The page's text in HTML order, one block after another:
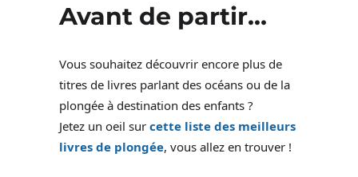
Avant de partir…
Vous souhaitez découvrir encore plus de
titres de livres parlant des océans ou de la
plongée à destination des enfants ?
Jetez un oeil sur cette liste des meilleurs
livres de plongée, vous allez en trouver !